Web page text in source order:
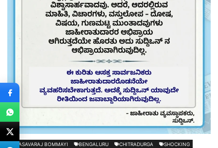
BASAVARAJ BOMMAYI BENGALURU CHITRADURGA
SHOCKING